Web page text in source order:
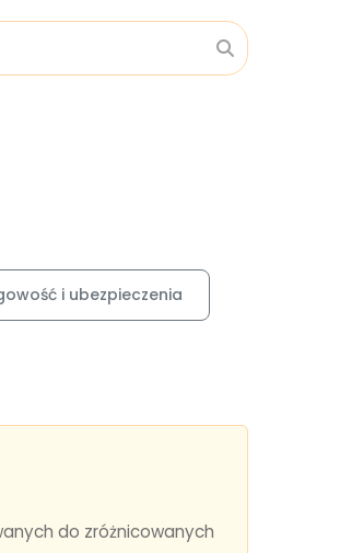
i ubezpieczenia
do zróżnicowanych